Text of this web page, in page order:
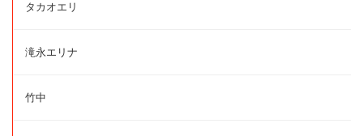
タカオエリ
滝永エリナ
竹中